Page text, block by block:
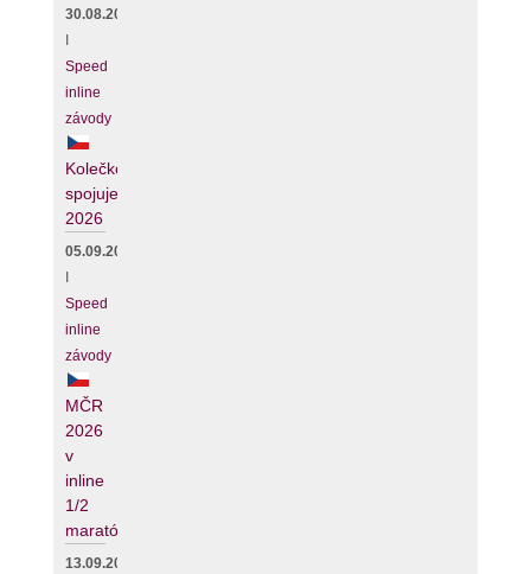
30.08.2026
Speed
inline
závody
Kolečko
spojuje
2026
05.09.2026
Speed
inline
závody
MČR
2026
v
inline
1/2
maratónu
13.09.2026